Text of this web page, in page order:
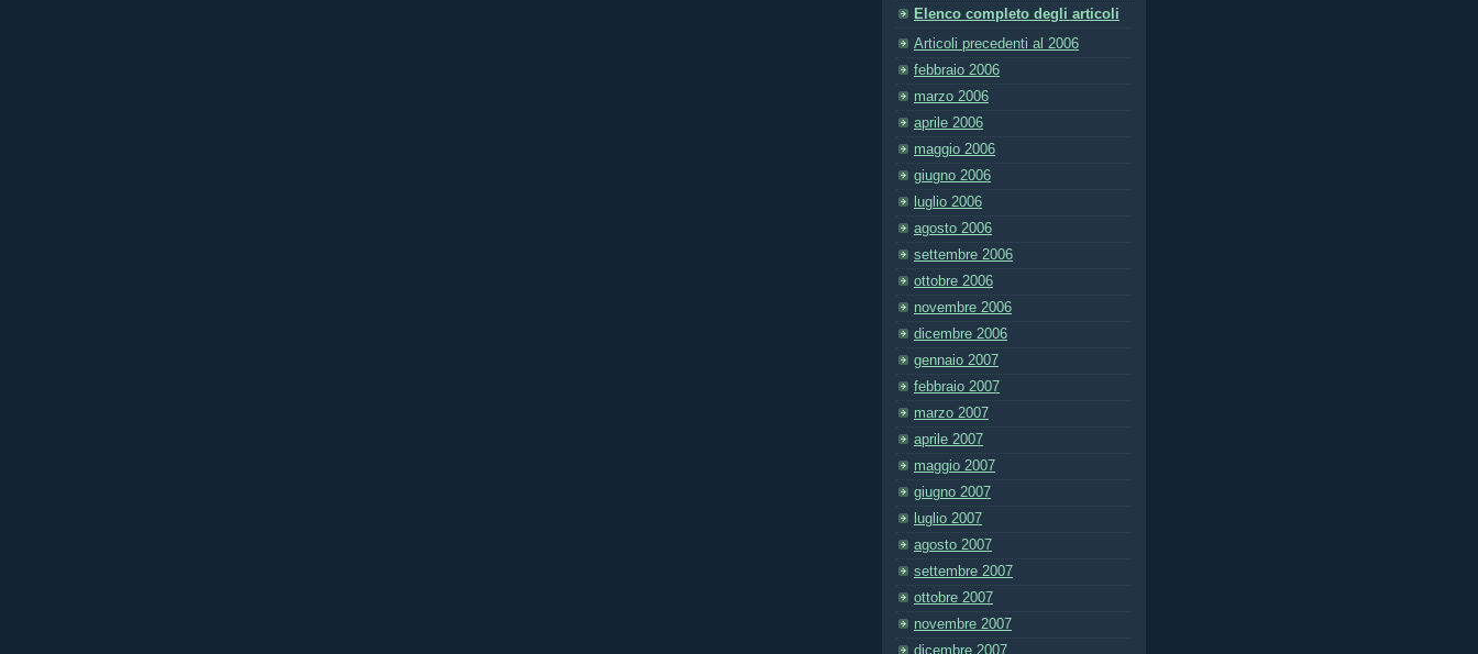
Elenco completo degli articoli
Articoli precedenti al 2006
febbraio 2006
marzo 2006
aprile 2006
maggio 2006
giugno 2006
luglio 2006
agosto 2006
settembre 2006
ottobre 2006
novembre 2006
dicembre 2006
gennaio 2007
febbraio 2007
marzo 2007
aprile 2007
maggio 2007
giugno 2007
luglio 2007
agosto 2007
settembre 2007
ottobre 2007
novembre 2007
dicembre 2007